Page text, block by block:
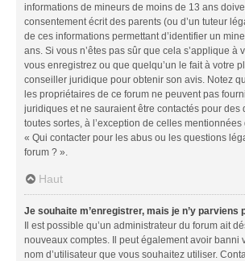
informations de mineurs de moins de 13 ans
consentement écrit des parents (ou d’un tuteur
de ces informations permettant d’identifier un
ans. Si vous n’êtes pas sûr que cela s’applique à
vous enregistrez ou que quelqu’un le fait à votre
conseiller juridique pour obtenir son avis. Notez
les propriétaires de ce forum ne peuvent pas
juridiques et ne sauraient être contactés pour des
toutes sortes, à l’exception de celles
« Qui contacter pour les abus ou les questions
forum ? ».
Haut
Je souhaite m’enregistrer, mais je n’y parviens
Il est possible qu’un administrateur du forum ait
nouveaux comptes. Il peut également avoir banni
nom d’utilisateur que vous souhaitez utiliser.